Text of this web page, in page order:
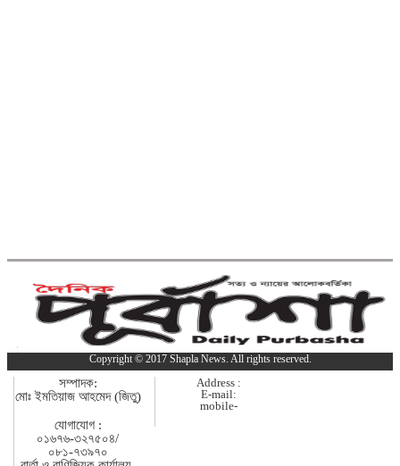
দাউদকান্দিতে ইটবোঝাই বাল্কহেডের ওপর
ভেঙে পড়ল বেইলি সেতু
গত ২৪ ঘণ্টায় হাম উপসর্গে প্রাণ
গেল আরো ৪ শিশুর
কুমিল্লায় গাঁজাসহ নারী মাদক
কারবারি গ্রেপ্তার
Copyright © 2017 Shapla News. All rights reserved.
সম্পাদক:
মোঃ ইমতিয়াজ আহমেদ (জিতু)
যোগাযোগ :
০১৬৭৬-৩২৭৫০৪/
০৮১-৭৩৯৭০
Address :
E-mail:
mobile-